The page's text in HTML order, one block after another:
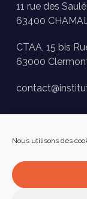
Nous utilisons des
11 rue des
63400
CTAA, 15 bis
63000
Presse
FAQ